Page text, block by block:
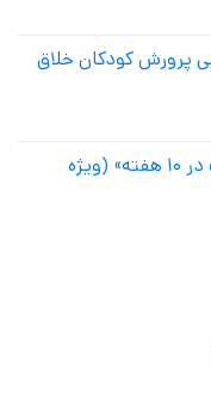
پرورش کودکان خلاق
دوره آموزش مجازی «خلاقیت در ۱۰ هفته» (ویژه